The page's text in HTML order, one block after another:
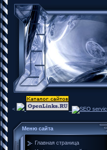
<
Меню сайта
Главная страница